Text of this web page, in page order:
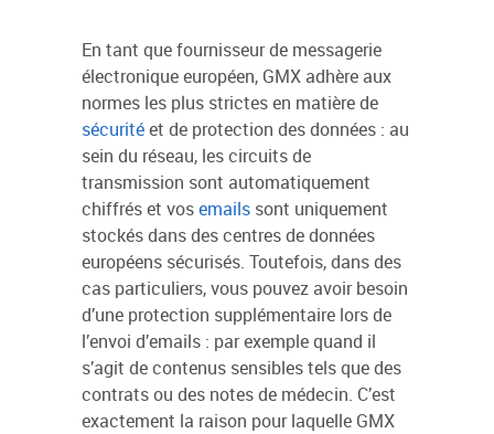
En tant que fournisseur de messagerie
électronique européen, GMX adhère aux
normes les plus strictes en matière de
sécuritéet de protection des données : au
sein du réseau, les circuits de
transmission sont automatiquement
chiffrés et vosemails sont uniquement
stockés dans des centres de données
européens sécurisés. Toutefois, dans des
cas particuliers, vous pouvez avoir besoin
d’une protection supplémentaire lors de
l’envoi d’emails : par exemple quand il
s’agit de contenus sensibles tels que des
contrats ou des notes de médecin. C’est
exactement la raison pour laquelle GMX